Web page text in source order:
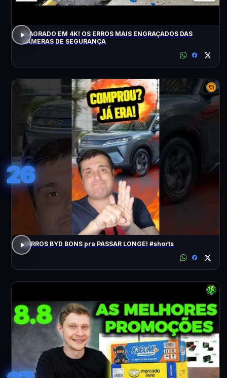
FLAGRADO EM 4K! OS ERROS MAIS ENGRAÇADOS DAS
CÂMERAS DE SEGURANÇA
26
CARROS BYD BONS pra PASSAR LONGE! #shorts